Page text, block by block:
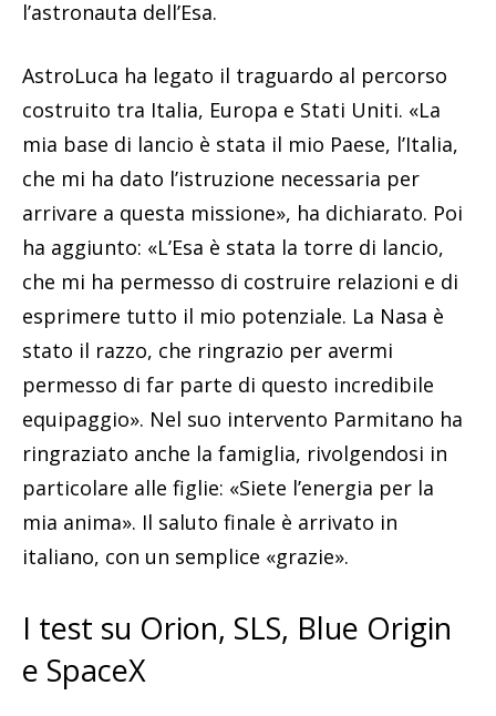
l’astronauta dell’Esa.
AstroLuca ha legato il traguardo al percorso
costruito tra Italia, Europa e Stati Uniti. «La
mia base di lancio è stata il mio Paese, l’Italia,
che mi ha dato l’istruzione necessaria per
arrivare a questa missione», ha dichiarato. Poi
ha aggiunto: «L’Esa è stata la torre di lancio,
che mi ha permesso di costruire relazioni e di
esprimere tutto il mio potenziale. La Nasa è
stato il razzo, che ringrazio per avermi
permesso di far parte di questo incredibile
equipaggio». Nel suo intervento Parmitano ha
ringraziato anche la famiglia, rivolgendosi in
particolare alle figlie: «Siete l’energia per la
mia anima». Il saluto finale è arrivato in
italiano, con un semplice «grazie».
I test su Orion, SLS, Blue Origin
e SpaceX